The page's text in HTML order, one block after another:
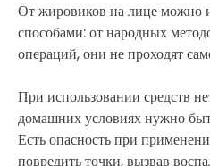
От жировиков на лице можно
способами: от народных
операций, они не проходят
При использовании средств
домашних условиях нужно
Есть опасность при
повредить точки, вызвав